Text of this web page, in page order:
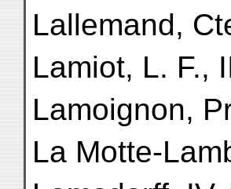
Lallemand,
Lamiot, L. F.,
Lamoignon,
La Motte-